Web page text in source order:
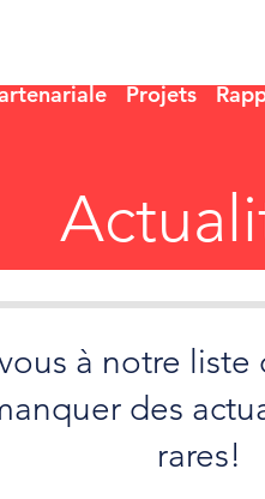
Projets
à notre
des
rares!